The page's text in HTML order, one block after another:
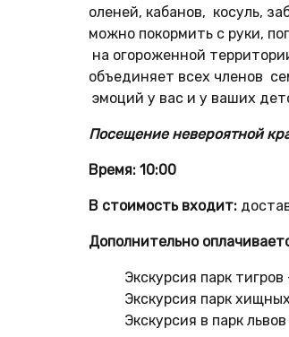
оленей, кабанов, косуль,
можно покормить с руки,
на огороженной
объединяет всех членов
эмоций у вас и у ваших
Посещение невероятной
Время: 10:00
В стоимость входит:
Дополнительно
Экскурсия парк
Экскурсия парк
Экскурсия в парк